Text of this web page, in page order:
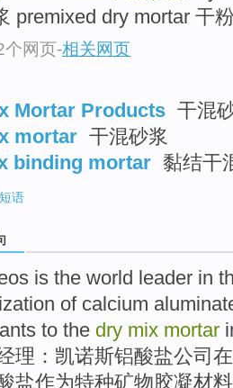
premixed dry mortar 干
个网页-相关网页
Mortar Products 干混
mortar 干混砂浆
binding mortar 黏结干
语
is the world leader in
of calcium
to the dry mix mortar
理：凯诺斯铝酸盐公司 在
盐作为特种矿物胶凝材